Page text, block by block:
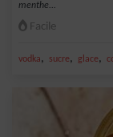
menthe...
Facile
vodka, sucre, glace,